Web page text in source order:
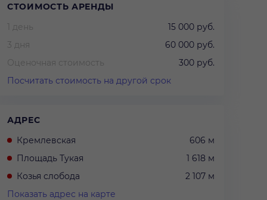
СТОИМОСТЬ АРЕНДЫ
1 день
15 000 руб.
3 дня
60 000 руб.
Оценочная стоимость
300 руб.
Посчитать стоимость на другой срок
АДРЕС
Кремлевская
606 м
Площадь Тукая
1 618 м
Козья слобода
2 107 м
Показать адрес на карте